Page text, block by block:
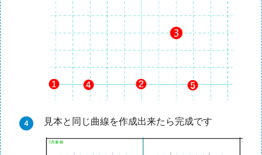
見本と同じ曲線を作成出来たら完成です